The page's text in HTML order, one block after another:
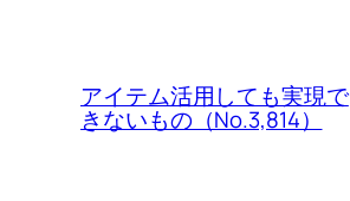
アイテム活用しても実現で
きないもの（No.3,814）